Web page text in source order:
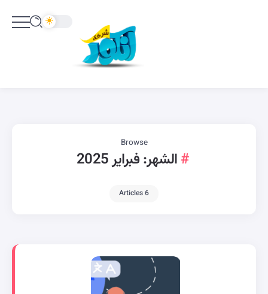
Browse
الشهر:فبراير 2025
6 Articles